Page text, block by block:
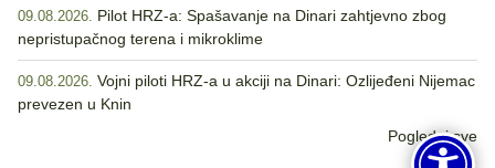
09.08.2026. Pilot HRZ-a: Spašavanje na Dinari zahtjevno zbog
nepristupačnog terena i mikroklime
09.08.2026. Vojni piloti HRZ-a u akciji na Dinari: Ozlijeđeni Nijemac
prevezen u Knin
Pogledaj sve